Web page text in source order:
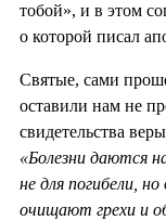
тобой», и в этом
о которой писал
Святые, сами
оставили нам не
свидетельства
«Болезни даются
не для погибели,
очищают грехи и